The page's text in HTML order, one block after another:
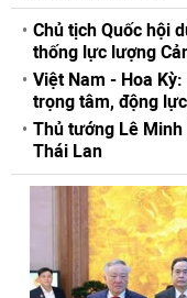
Chủ tịch Quốc hội
thống lực lượng
Việt Nam - Hoa
trọng tâm, động
Thủ tướng Lê
Thái Lan